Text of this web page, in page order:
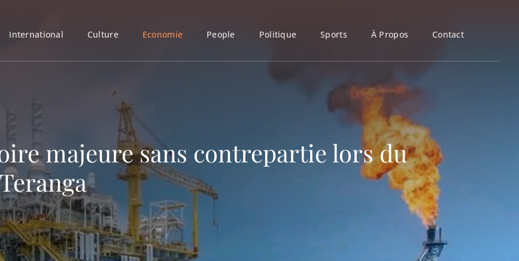
International Culture Economie People Politique Sports À Propos Contact
majeure sans contrepartie lors du